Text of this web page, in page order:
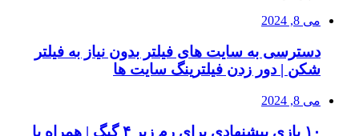
می 8, 2024
دسترسی به سایت های فیلتر بدون نیاز به فیلتر
شکن | دور زدن فیلترینگ سایت ها
می 8, 2024
۱۰ بازی پیشنهادی برای رم زیر ۴ گیگ | همراه با